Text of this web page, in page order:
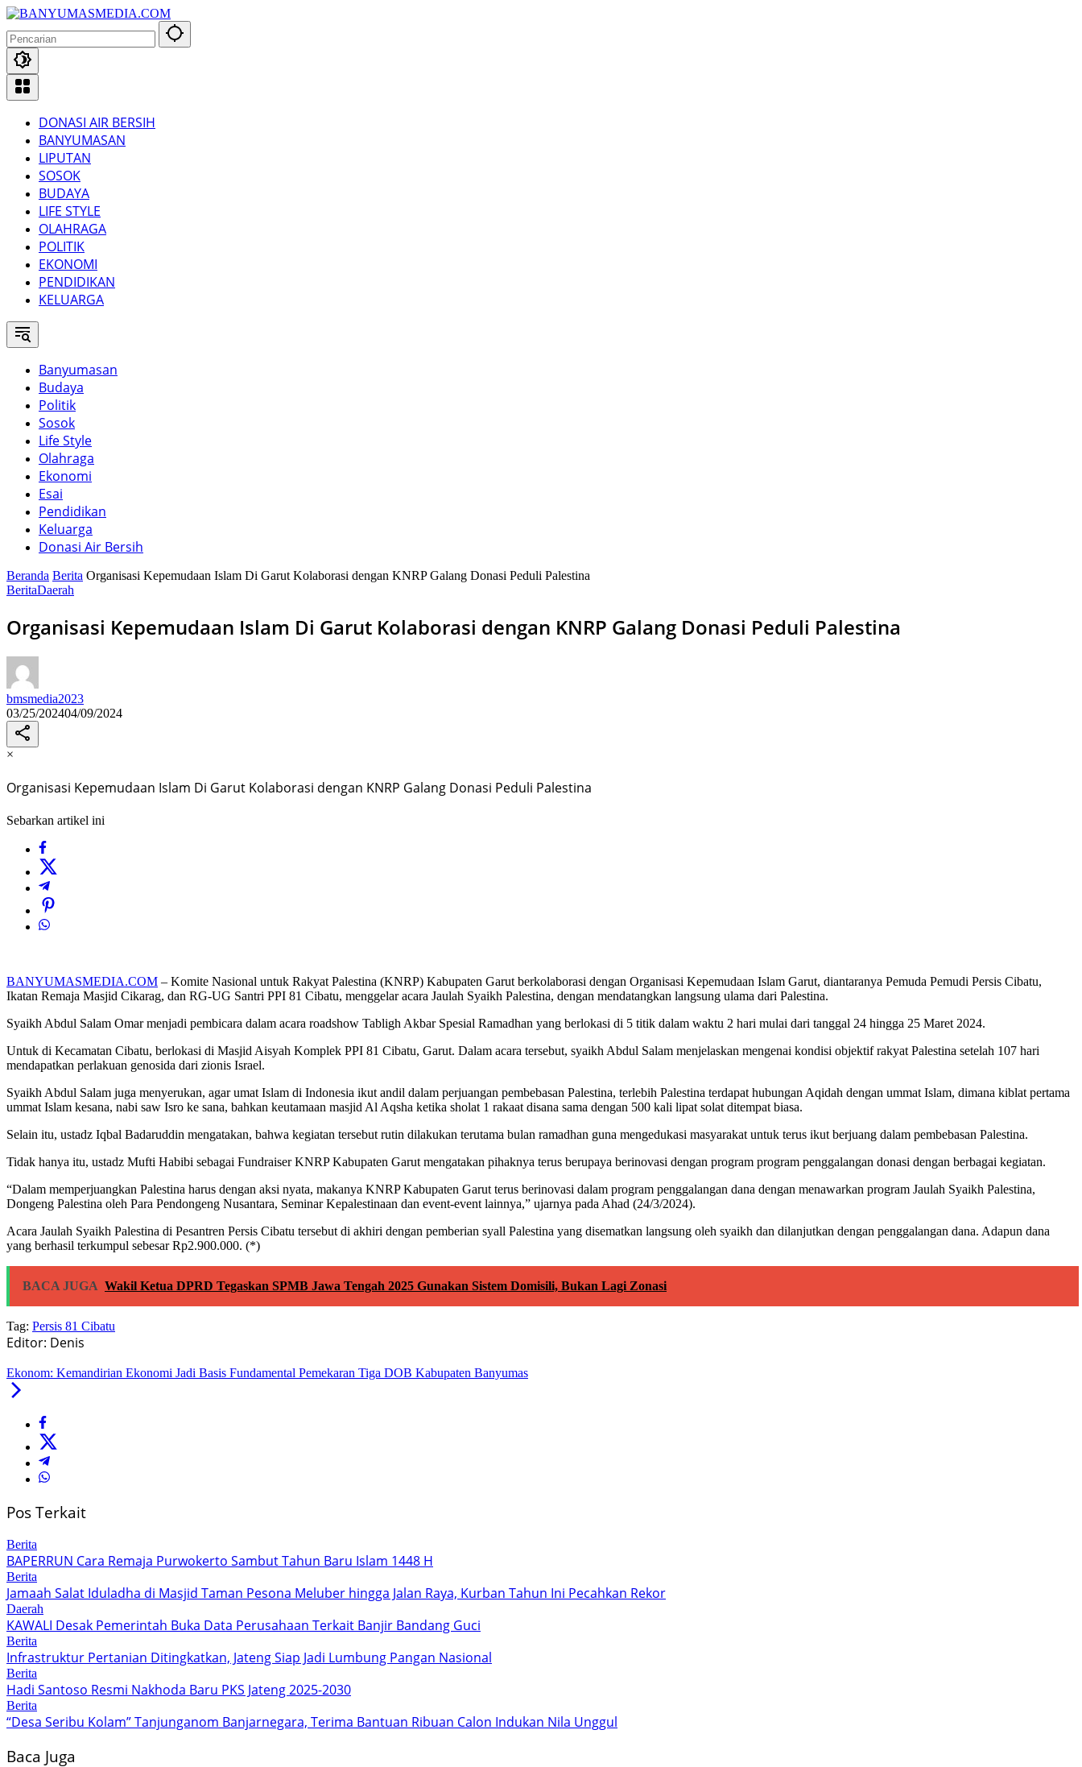
Langsung
konten
DONASI AIR BERSIH
BANYUMASAN
LIPUTAN
SOSOK
BUDAYA
LIFE STYLE
OLAHRAGA
POLITIK
EKONOMI
PENDIDIKAN
KELUARGA
Banyumasan
Budaya
Politik
Sosok
Life Style
Olahraga
Ekonomi
Esai
Pendidikan
Keluarga
Donasi Air Bersih
Beranda Berita Organisasi Kepemudaan Islam Di Garut Kolaborasi dengan KNRP Galang Donasi Peduli Palestina
BeritaDaerah
Organisasi Kepemudaan Islam Di Garut Kolaborasi dengan KNRP Galang Donasi Peduli Palestina
bmsmedia2023
03/25/202404/09/2024
×
Organisasi Kepemudaan Islam Di Garut Kolaborasi dengan KNRP Galang Donasi Peduli Palestina
Sebarkan artikel ini
BANYUMASMEDIA.COM – Komite Nasional untuk Rakyat Palestina (KNRP) Kabupaten Garut berkolaborasi dengan Organisasi Kepemudaan Islam Garut, diantaranya Pemuda Pemudi Persis Cibatu,
Ikatan Remaja Masjid Cikarag, dan RG-UG Santri PPI 81 Cibatu, menggelar acara Jaulah Syaikh Palestina, dengan mendatangkan langsung ulama dari Palestina.
Syaikh Abdul Salam Omar menjadi pembicara dalam acara roadshow Tabligh Akbar Spesial Ramadhan yang berlokasi di 5 titik dalam waktu 2 hari mulai dari tanggal 24 hingga 25 Maret 2024.
Untuk di Kecamatan Cibatu, berlokasi di Masjid Aisyah Komplek PPI 81 Cibatu, Garut. Dalam acara tersebut, syaikh Abdul Salam menjelaskan mengenai kondisi objektif rakyat Palestina setelah 107 hari
mendapatkan perlakuan genosida dari zionis Israel.
Syaikh Abdul Salam juga menyerukan, agar umat Islam di Indonesia ikut andil dalam perjuangan pembebasan Palestina, terlebih Palestina terdapat hubungan Aqidah dengan ummat Islam, dimana kiblat pertama
ummat Islam kesana, nabi saw Isro ke sana, bahkan keutamaan masjid Al Aqsha ketika sholat 1 rakaat disana sama dengan 500 kali lipat solat ditempat biasa.
Selain itu, ustadz Iqbal Badaruddin mengatakan, bahwa kegiatan tersebut rutin dilakukan terutama bulan ramadhan guna mengedukasi masyarakat untuk terus ikut berjuang dalam pembebasan Palestina.
Tidak hanya itu, ustadz Mufti Habibi sebagai Fundraiser KNRP Kabupaten Garut mengatakan pihaknya terus berupaya berinovasi dengan program program penggalangan donasi dengan berbagai kegiatan.
“Dalam memperjuangkan Palestina harus dengan aksi nyata, makanya KNRP Kabupaten Garut terus berinovasi dalam program penggalangan dana dengan menawarkan program Jaulah Syaikh Palestina,
Dongeng Palestina oleh Para Pendongeng Nusantara, Seminar Kepalestinaan dan event-event lainnya,” ujarnya pada Ahad (24/3/2024).
Acara Jaulah Syaikh Palestina di Pesantren Persis Cibatu tersebut di akhiri dengan pemberian syall Palestina yang disematkan langsung oleh syaikh dan dilanjutkan dengan penggalangan dana. Adapun dana
yang berhasil terkumpul sebesar Rp2.900.000. (*)
BACA JUGA Wakil Ketua DPRD Tegaskan SPMB Jawa Tengah 2025 Gunakan Sistem Domisili, Bukan Lagi Zonasi
Tag: Persis 81 Cibatu
Editor: Denis
Ekonom: Kemandirian Ekonomi Jadi Basis Fundamental Pemekaran Tiga DOB Kabupaten Banyumas
Pos Terkait
Berita
BAPERRUN Cara Remaja Purwokerto Sambut Tahun Baru Islam 1448 H
Berita
Jamaah Salat Iduladha di Masjid Taman Pesona Meluber hingga Jalan Raya, Kurban Tahun Ini Pecahkan Rekor
Daerah
KAWALI Desak Pemerintah Buka Data Perusahaan Terkait Banjir Bandang Guci
Berita
Infrastruktur Pertanian Ditingkatkan, Jateng Siap Jadi Lumbung Pangan Nasional
Berita
Hadi Santoso Resmi Nakhoda Baru PKS Jateng 2025-2030
Berita
“Desa Seribu Kolam” Tanjunganom Banjarnegara, Terima Bantuan Ribuan Calon Indukan Nila Unggul
Baca Juga